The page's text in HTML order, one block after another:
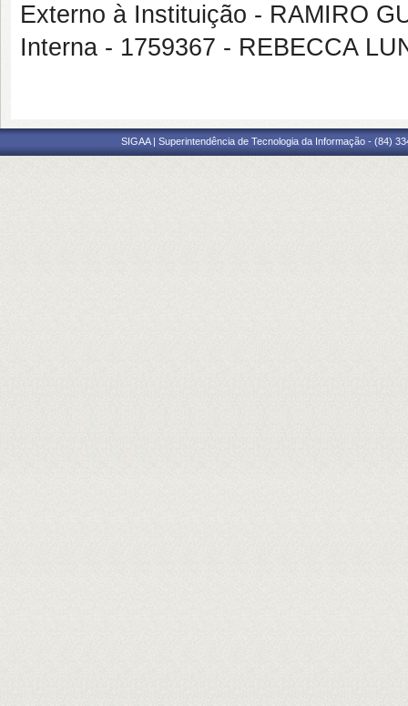
Externo à Instituição - RAMIRO
Interna - 1759367 - REBECCA
SIGAA | Superintendência de Tecnologia da Informação - (84)